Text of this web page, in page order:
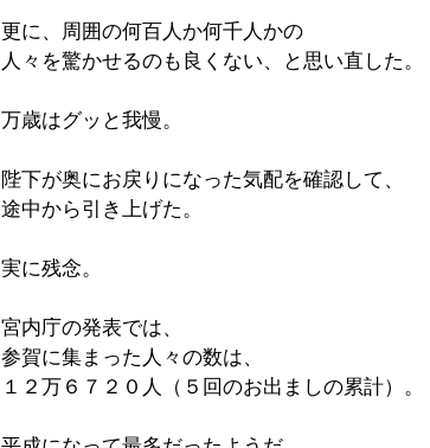
更に、周囲の何百人か何千人かの
人々を驚かせるのも良くない、と思い直した。
万歳はグッと我慢。
陛下が奥にお戻りになった気配を確認して、
途中から引き上げた。
実に残念。
宮内庁の発表では、
参賀に集まった人々の数は、
１２万６７２０人（５回のお出ましの累計）。